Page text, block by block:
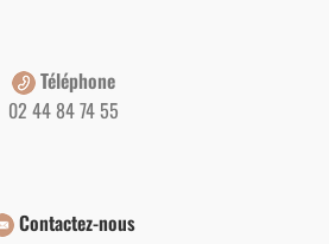
Téléphone
02 44 84 74 55
Contactez-nous